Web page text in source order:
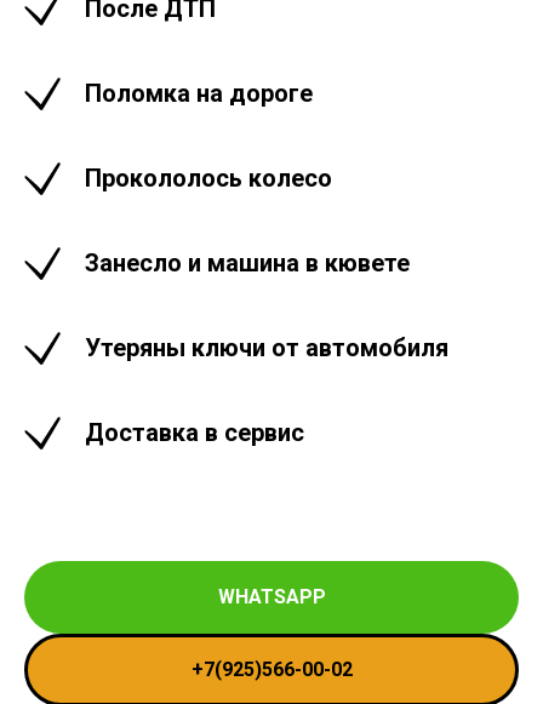
После ДТП
Поломка на дороге
Прокололось колесо
Занесло и машина в кювете
Утеряны ключи от автомобиля
Доставка в сервис
WHATSAPP
+7(925)566-00-02